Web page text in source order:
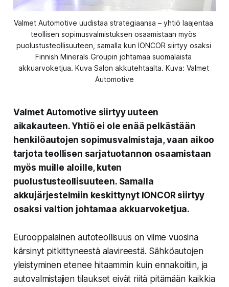
Valmet Automotive uudistaa strategiaansa – yhtiö laajentaa
teollisen sopimusvalmistuksen osaamistaan myös
puolustusteollisuuteen, samalla kun IONCOR siirtyy osaksi
Finnish Minerals Groupin johtamaa suomalaista
akkuarvoketjua. Kuva Salon akkutehtaalta. Kuva: Valmet
Automotive
Valmet Automotive siirtyy uuteen
aikakauteen. Yhtiö ei ole enää pelkästään
henkilöautojen sopimusvalmistaja, vaan aikoo
tarjota teollisen sarjatuotannon osaamistaan
myös muille aloille, kuten
puolustusteollisuuteen. Samalla
akkujärjestelmiin keskittynyt IONCOR siirtyy
osaksi valtion johtamaa akkuarvoketjua.
Eurooppalainen autoteollisuus on viime vuosina
kärsinyt pitkittyneestä alavireestä. Sähköautojen
yleistyminen etenee hitaammin kuin ennakoitiin, ja
autovalmistajien tilaukset eivät riitä pitämään kaikkia